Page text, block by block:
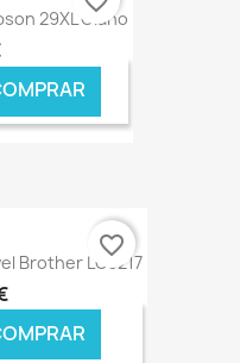
29XL Ciano
€ ONLINE
Brother LC3217
favorite_border